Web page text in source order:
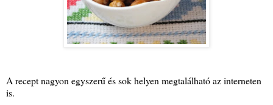
A recept nagyon egyszerű és sok helyen megtalálható az interneten
is.